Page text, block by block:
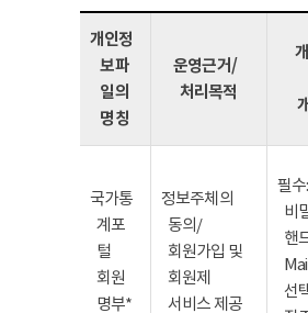
개인정
보파
일의
명칭
운영근거/
처리목적
국가통
계포
털
회원
명부*
정보주체의
동의/
회원가입 및
회원제
서비스 제공
필
비
핸
선